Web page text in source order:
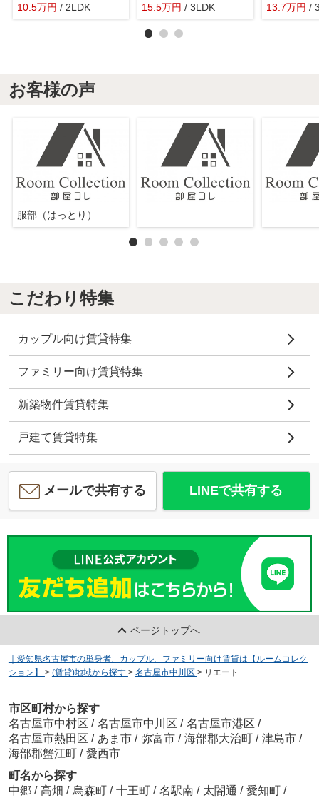
10.5万円 / 2LDK
15.5万円 / 3LDK
13.7万円 /
お客様の声
服部（はっとり）
こだわり特集
カップル向け賃貸特集
ファミリー向け賃貸特集
新築物件賃貸特集
戸建て賃貸特集
メールで共有する LINEで共有する
ページトップへ
｜愛知県名古屋市の単身者、カップル、ファミリー向け賃貸は【ルームコレク
ション】
> (賃貸)地域から探す > 名古屋市中川区 > リエート
市区町村から探す
名古屋市中村区 / 名古屋市中川区 / 名古屋市港区 /
名古屋市熱田区 / あま市 / 弥富市 / 海部郡大治町 / 津島市 /
海部郡蟹江町 / 愛西市
町名から探す
中郷 / 高畑 / 烏森町 / 十王町 / 名駅南 / 太閤通 / 愛知町 /